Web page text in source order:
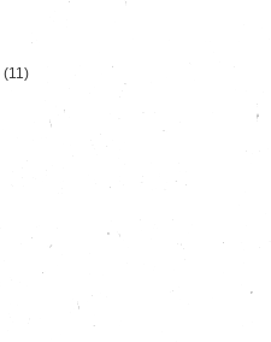
(11)